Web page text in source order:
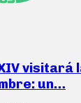
visitará
un…